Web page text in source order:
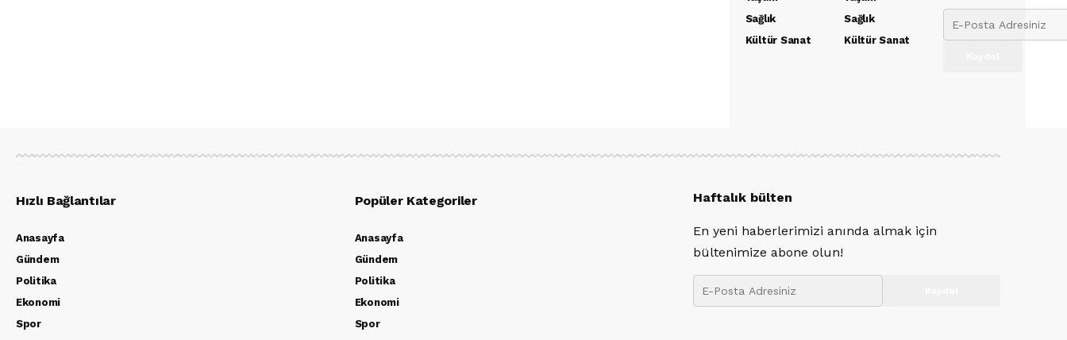
Sağlık
Kültür Sanat
Sağlık
Kültür Sanat
Hızlı Bağlantılar
Anasayfa
Gündem
Politika
Ekonomi
Spor
Popüler Kategoriler
Anasayfa
Gündem
Politika
Ekonomi
Spor
Haftalık bülten
En yeni haberlerimizi anında almak için
bültenimize abone olun!